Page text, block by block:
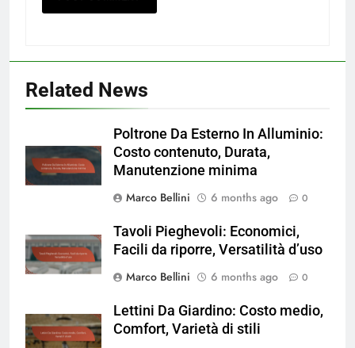
Related News
Poltrone Da Esterno In Alluminio:
Costo contenuto, Durata,
Manutenzione minima
Marco Bellini
6 months ago 0
Tavoli Pieghevoli: Economici,
Facili da riporre, Versatilità d’uso
Marco Bellini
6 months ago 0
Lettini Da Giardino: Costo medio,
Comfort, Varietà di stili